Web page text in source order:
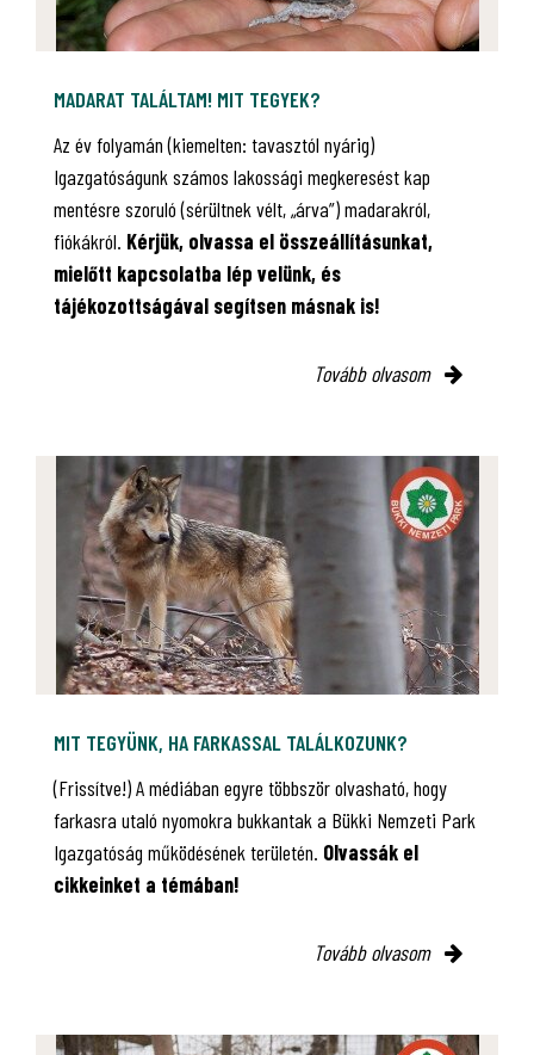
MADARAT TALÁLTAM! MIT TEGYEK?
Az év folyamán (kiemelten: tavasztól nyárig)
Igazgatóságunk számos lakossági megkeresést kap
mentésre szoruló (sérültnek vélt, „árva”) madarakról,
fiókákról. Kérjük, olvassa el összeállításunkat,
mielőtt kapcsolatba lép velünk, és
tájékozottságával segítsen másnak is!
Tovább olvasom
MIT TEGYÜNK, HA FARKASSAL TALÁLKOZUNK?
(Frissítve!) A médiában egyre többször olvasható, hogy
farkasra utaló nyomokra bukkantak a Bükki Nemzeti Park
Igazgatóság működésének területén. Olvassák el
cikkeinket a témában!
Tovább olvasom